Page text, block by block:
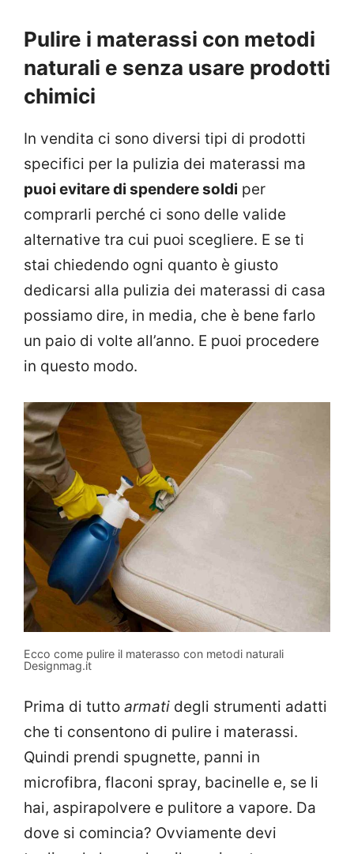
Pulire i materassi con metodi
naturali e senza usare prodotti
chimici
In vendita ci sono diversi tipi di prodotti
specifici per la pulizia dei materassi ma
puoi evitare di spendere soldi per
comprarli perché ci sono delle valide
alternative tra cui puoi scegliere. E se ti
stai chiedendo ogni quanto è giusto
dedicarsi alla pulizia dei materassi di casa
possiamo dire, in media, che è bene farlo
un paio di volte all’anno. E puoi procedere
in questo modo.
Ecco come pulire il materasso con metodi naturali
Designmag.it
Prima di tutto armati degli strumenti adatti
che ti consentono di pulire i materassi.
Quindi prendi spugnette, panni in
microfibra, flaconi spray, bacinelle e, se li
hai, aspirapolvere e pulitore a vapore. Da
dove si comincia? Ovviamente devi